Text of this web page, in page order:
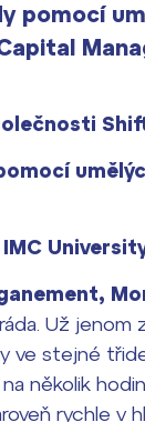
pomocí
Už
ve stejné
několik
rychle v